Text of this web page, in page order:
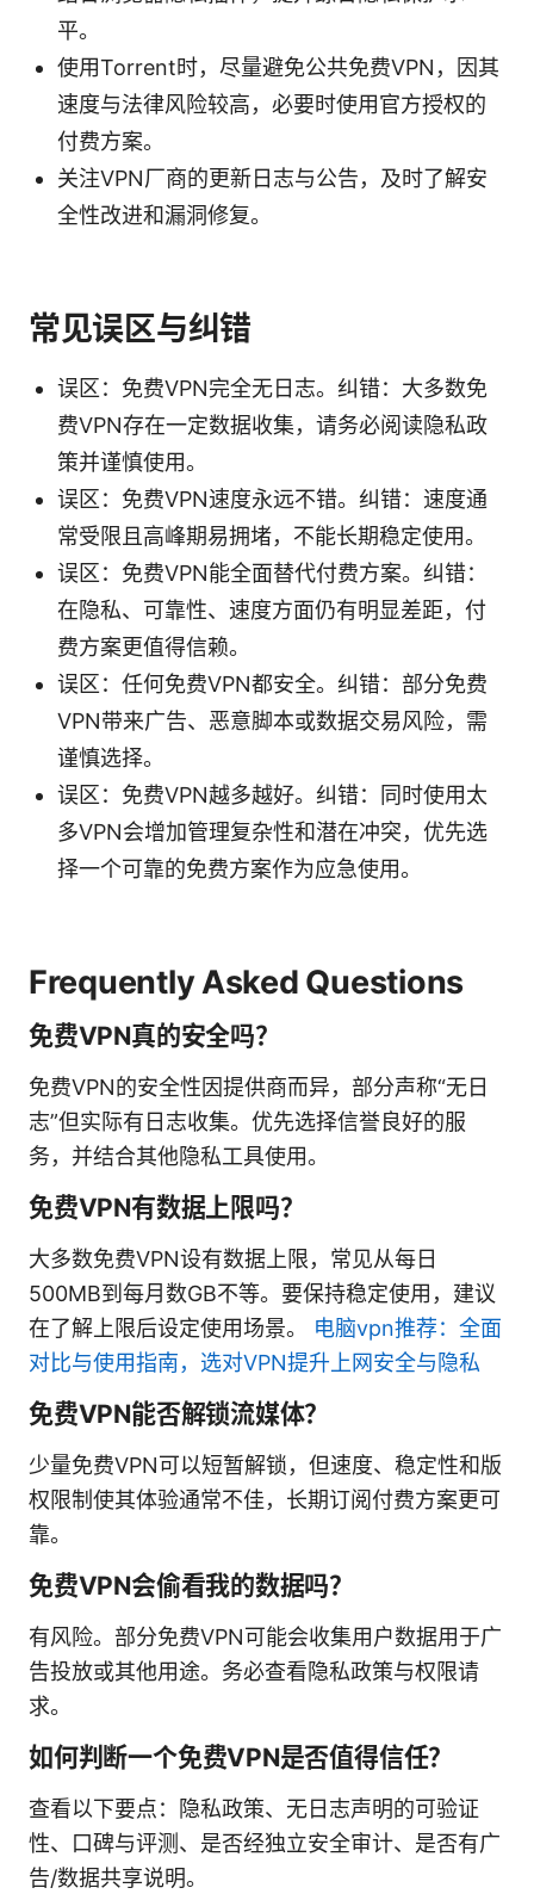
平。
使用Torrent时，尽量避免公共免费VPN，因其
速度与法律风险较高，必要时使用官方授权的
付费方案。
关注VPN厂商的更新日志与公告，及时了解安
全性改进和漏洞修复。
常见误区与纠错
误区：免费VPN完全无日志。纠错：大多数免
费VPN存在一定数据收集，请务必阅读隐私政
策并谨慎使用。
误区：免费VPN速度永远不错。纠错：速度通
常受限且高峰期易拥堵，不能长期稳定使用。
误区：免费VPN能全面替代付费方案。纠错：
在隐私、可靠性、速度方面仍有明显差距，付
费方案更值得信赖。
误区：任何免费VPN都安全。纠错：部分免费
VPN带来广告、恶意脚本或数据交易风险，需
谨慎选择。
误区：免费VPN越多越好。纠错：同时使用太
多VPN会增加管理复杂性和潜在冲突，优先选
择一个可靠的免费方案作为应急使用。
Frequently Asked Questions
免费VPN真的安全吗？
免费VPN的安全性因提供商而异，部分声称“无日
志”但实际有日志收集。优先选择信誉良好的服
务，并结合其他隐私工具使用。
免费VPN有数据上限吗？
大多数免费VPN设有数据上限，常见从每日
500MB到每月数GB不等。要保持稳定使用，建议
在了解上限后设定使用场景。 电脑vpn推荐：全面
对比与使用指南，选对VPN提升上网安全与隐私
免费VPN能否解锁流媒体？
少量免费VPN可以短暂解锁，但速度、稳定性和版
权限制使其体验通常不佳，长期订阅付费方案更可
靠。
免费VPN会偷看我的数据吗？
有风险。部分免费VPN可能会收集用户数据用于广
告投放或其他用途。务必查看隐私政策与权限请
求。
如何判断一个免费VPN是否值得信任？
查看以下要点：隐私政策、无日志声明的可验证
性、口碑与评测、是否经独立安全审计、是否有广
告/数据共享说明。